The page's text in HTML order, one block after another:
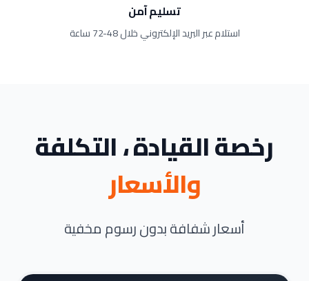
تسليم آمن
استلام عبر البريد الإلكتروني خلال 48-72 ساعة
رخصة القيادة ، التكلفة
والأسعار
أسعار شفافة بدون رسوم مخفية